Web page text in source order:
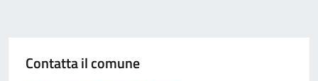
Contatta il comune